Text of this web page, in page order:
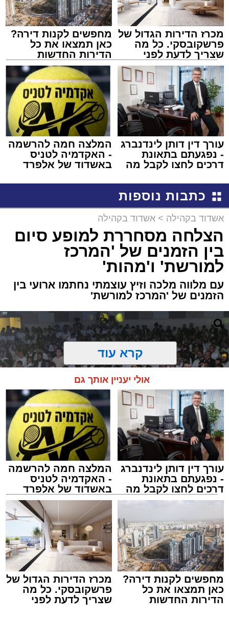
מכרז הדירות הגדול של
פרשקובסקי. כל מה
שצריך לדעת לפני
שמגישים הצעה לדירה
באשדוד
מחפשים לקנות דירה?
כאן תמצאו את כל
הדירות החדשות
למכירה באשדוד >>>
עורך דין דותן לינדנברג
- נפגעתם בתאונת
דרכים לחצו לקבל מה
המלצה חמה להרשמה
- האקדמיה לטניס
באשדוד של אלפרד
כתבות נוספות
אשדוד בקהילה > אשדוד בקהילה
הצלחה מסחררת למופע סיום
בין הזמנים של 'המרכז
למורשת' ו'מהות'
עם מלווה מלכה וזיץ עוצמתי נחתמו ארועי בין
הזמנים של 'המרכז למורשת'
זיץ המרכז למורשת
תגים:אבי אמסלם, המרכז למורשת, מהות, מני
אזולאי
קרא עוד
אולי יעניין אותך גם
עורך דין דותן לינדנברג
- נפגעתם בתאונת
דרכים לחצו לקבל מה
שמגיע לכם
המלצה חמה להרשמה
- האקדמיה לטניס
באשדוד של אלפרד
קריאולנסקי - לילדים
מחפשים לקנות דירה?
כאן תמצאו את כל
הדירות החדשות
מכרז הדירות הגדול של
פרשקובסקי. כל מה
שצריך לדעת לפני